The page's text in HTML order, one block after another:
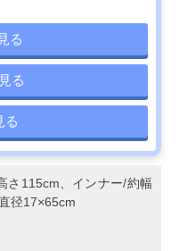
る
る
る
さ115cm、インナー/約幅
径17×65cm